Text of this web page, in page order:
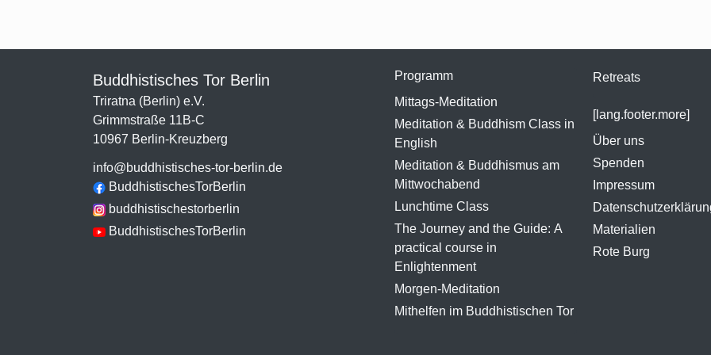
Buddhistisches Tor Berlin
Triratna (Berlin) e.V.
Grimmstraße 11B-C
10967 Berlin-Kreuzberg
info@buddhistisches-tor-berlin.de
BuddhistischesTorBerlin
buddhistischestorberlin
BuddhistischesTorBerlin
Programm
Mittags-Meditation
Meditation & Buddhism Class in
English
Meditation & Buddhismus am
Mittwochabend
Lunchtime Class
The Journey and the Guide: A
practical course in
Enlightenment
Morgen-Meditation
Mithelfen im Buddhistischen Tor
Retreats
[lang.footer.more]
Über uns
Spenden
Impressum
Materialien
Rote Burg